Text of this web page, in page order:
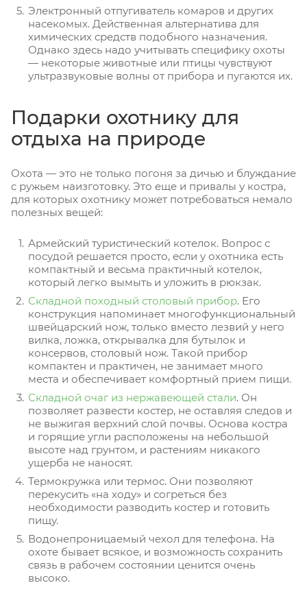
Электронный отпугиватель комаров и других
насекомых. Действенная альтернатива для
химических средств подобного назначения.
Однако здесь надо учитывать специфику охоты
— некоторые животные или птицы чувствуют
ультразвуковые волны от прибора и пугаются их.
Подарки охотнику для
отдыха на природе
Охота — это не только погоня за дичью и блуждание
с ружьем наизготовку. Это еще и привалы у костра,
для которых охотнику может потребоваться немало
полезных вещей:
Армейский туристический котелок. Вопрос с
посудой решается просто, если у охотника есть
компактный и весьма практичный котелок,
который легко вымыть и уложить в рюкзак.
Складной походный столовый прибор. Его
конструкция напоминает многофункциональный
швейцарский нож, только вместо лезвий у него
вилка, ложка, открывалка для бутылок и
консервов, столовый нож. Такой прибор
компактен и практичен, не занимает много
места и обеспечивает комфортный прием пищи.
Складной очаг из нержавеющей стали. Он
позволяет развести костер, не оставляя следов и
не выжигая верхний слой почвы. Основа костра
и горящие угли расположены на небольшой
высоте над грунтом, и растениям никакого
ущерба не наносят.
Термокружка или термос. Они позволяют
перекусить «на ходу» и согреться без
необходимости разводить костер и готовить
пищу.
Водонепроницаемый чехол для телефона. На
охоте бывает всякое, и возможность сохранить
связь в рабочем состоянии ценится очень
высоко.